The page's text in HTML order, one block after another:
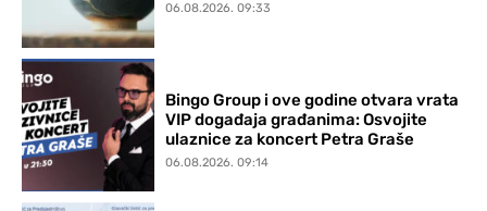
06.08.2026. 09:33
Bingo Group i ove godine otvara vrata
VIP događaja građanima: Osvojite
ulaznice za koncert Petra Graše
06.08.2026. 09:14